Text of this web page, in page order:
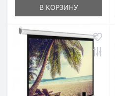
В КОРЗИНУ